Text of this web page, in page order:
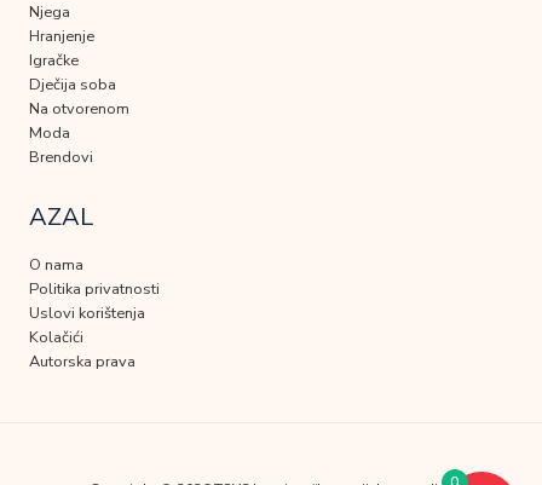
Njega
Hranjenje
Igračke
Dječija soba
Na otvorenom
Moda
Brendovi
AZAL
O nama
Politika privatnosti
Uslovi korištenja
Kolačići
Autorska prava